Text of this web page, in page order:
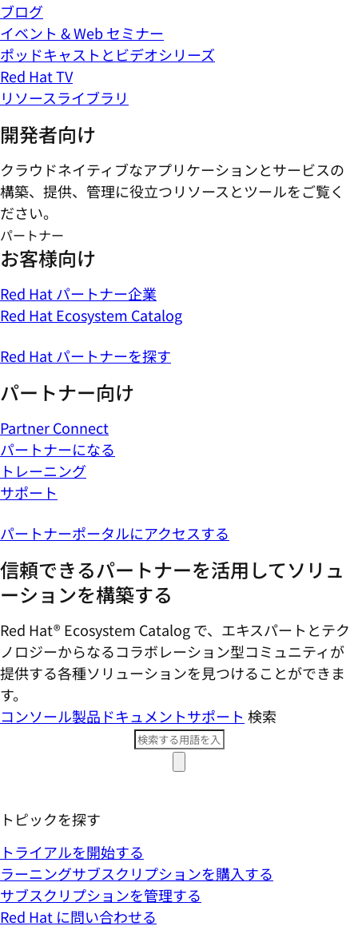
ブログ
イベント & Web セミナー
ポッドキャストとビデオシリーズ
Red Hat TV
リソースライブラリ
開発者向け
クラウドネイティブなアプリケーションとサービスの
構築、提供、管理に役立つリソースとツールをご覧く
ださい。
パートナー
お客様向け
Red Hat パートナー企業
Red Hat Ecosystem Catalog
Red Hat パートナーを探す
パートナー向け
Partner Connect
パートナーになる
トレーニング
サポート
パートナーポータルにアクセスする
信頼できるパートナーを活用してソリュ
ーションを構築する
Red Hat® Ecosystem Catalog で、エキスパートとテク
ノロジーからなるコラボレーション型コミ​ュニティが
提供する各種ソリューションを見つけることができま
す。
コンソール製品ドキュメントサポート 検索
トピックを探す
トライアルを開始する
ラーニングサブスクリプションを購入する
サブスクリプションを管理する
Red Hat に問い合わせる